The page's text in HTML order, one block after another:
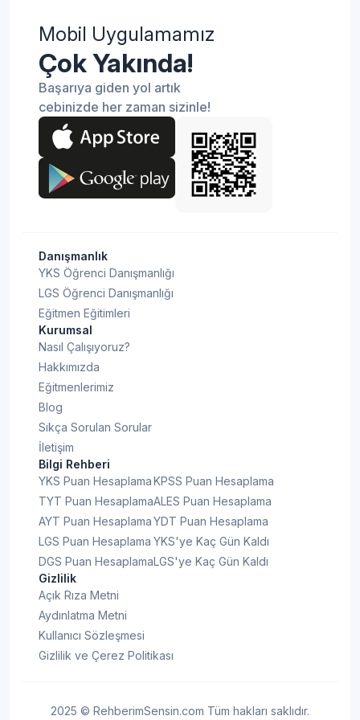
yönlendirir. YKS koçluğu, sınav sürecini kendi başına
planlamakta ve sürdürülebilir bir disiplin oluşturmakta
zorlanan öğrenciler için özellikle gereklidir. Hedefi
olmasına rağmen nereden başlayacağını bilemeyen,
düzenli çalışma alışkanlığı kazanamayan, deneme
sonuçlarını doğru analiz edemeyen ya da motivasyon
dalgalanmaları yaşayan öğrenciler bu destekten en
fazla faydayı sağlar.
Mobil Uygulamamız
Çok Yakında!
Başarıya giden yol artık
cebinizde her zaman sizinle!
Danışmanlık
YKS Öğrenci Danışmanlığı
LGS Öğrenci Danışmanlığı
Eğitmen Eğitimleri
Kurumsal
Nasıl Çalışıyoruz?
Hakkımızda
Eğitmenlerimiz
Blog
Sıkça Sorulan Sorular
İletişim
Bilgi Rehberi
YKS Puan Hesaplama
TYT Puan Hesaplama
AYT Puan Hesaplama
LGS Puan Hesaplama
DGS Puan Hesaplama
KPSS Puan Hesaplama
ALES Puan Hesaplama
YDT Puan Hesaplama
YKS'ye Kaç Gün Kaldı
LGS'ye Kaç Gün Kaldı
Gizlilik
Açık Rıza Metni
Aydınlatma Metni
Kullanıcı Sözleşmesi
Gizlilik ve Çerez Politikası
2025 © RehberimSensin.com Tüm hakları saklıdır.